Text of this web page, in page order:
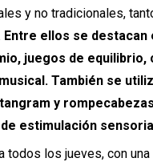
y no tradicionales,
Entre ellos se destacan
juegos de equilibrio,
También se
y
estimulación
todos los jueves, con